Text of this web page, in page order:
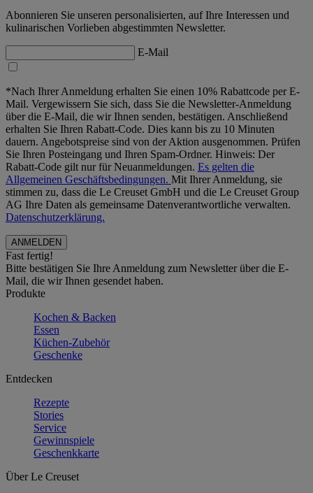
Abonnieren Sie unseren personalisierten, auf Ihre Interessen und
kulinarischen Vorlieben abgestimmten Newsletter.
E-Mail
*Nach Ihrer Anmeldung erhalten Sie einen 10% Rabattcode per E-
Mail. Vergewissern Sie sich, dass Sie die Newsletter-Anmeldung
über die E-Mail, die wir Ihnen senden, bestätigen. Anschließend
erhalten Sie Ihren Rabatt-Code. Dies kann bis zu 10 Minuten
dauern. Angebotspreise sind von der Aktion ausgenommen. Prüfen
Sie Ihren Posteingang und Ihren Spam-Ordner. Hinweis: Der
Rabatt-Code gilt nur für Neuanmeldungen. Es gelten die
Allgemeinen Geschäftsbedingungen. Mit Ihrer Anmeldung, sie
stimmen zu, dass die Le Creuset GmbH und die Le Creuset Group
AG Ihre Daten als gemeinsame Datenverantwortliche verwalten.
Datenschutzerklärung.
Fast fertig!
Bitte bestätigen Sie Ihre Anmeldung zum Newsletter über die E-
Mail, die wir Ihnen gesendet haben.
Produkte
Kochen & Backen
Essen
Küchen-Zubehör
Geschenke
Entdecken
Rezepte
Stories
Service
Gewinnspiele
Geschenkkarte
Über Le Creuset